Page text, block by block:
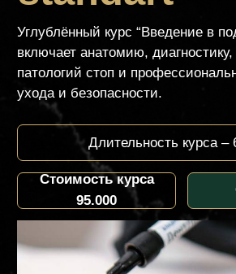
ухода и безопасности.
Длительность курса – 6 дней
Стоимость курса
Оплатить
ПРОГРАММА
курса